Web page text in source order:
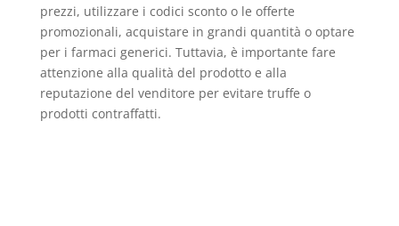
prezzi, utilizzare i codici sconto o le offerte
promozionali, acquistare in grandi quantità o optare
per i farmaci generici. Tuttavia, è importante fare
attenzione alla qualità del prodotto e alla
reputazione del venditore per evitare truffe o
prodotti contraffatti.